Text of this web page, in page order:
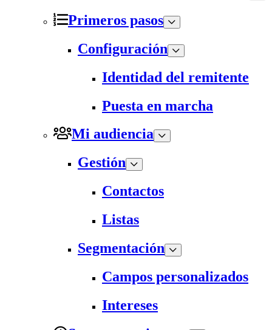
Primeros pasos
Configuración
Identidad del remitente
Puesta en marcha
Mi audiencia
Gestión
Contactos
Listas
Segmentación
Campos personalizados
Intereses